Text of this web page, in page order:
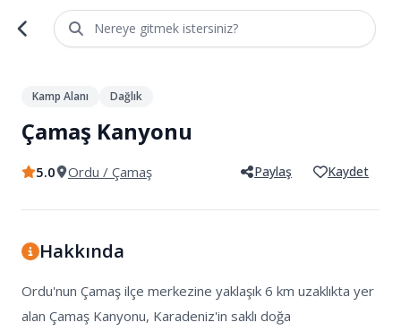
Nereye gitmek istersiniz?
/5
Kamp Alanı Dağlık
Çamaş Kanyonu
5.0 Ordu / Çamaş Paylaş Kaydet
Hakkında
Ordu'nun Çamaş ilçe merkezine yaklaşık 6 km uzaklıkta yer
alan Çamaş Kanyonu, Karadeniz'in saklı doğa